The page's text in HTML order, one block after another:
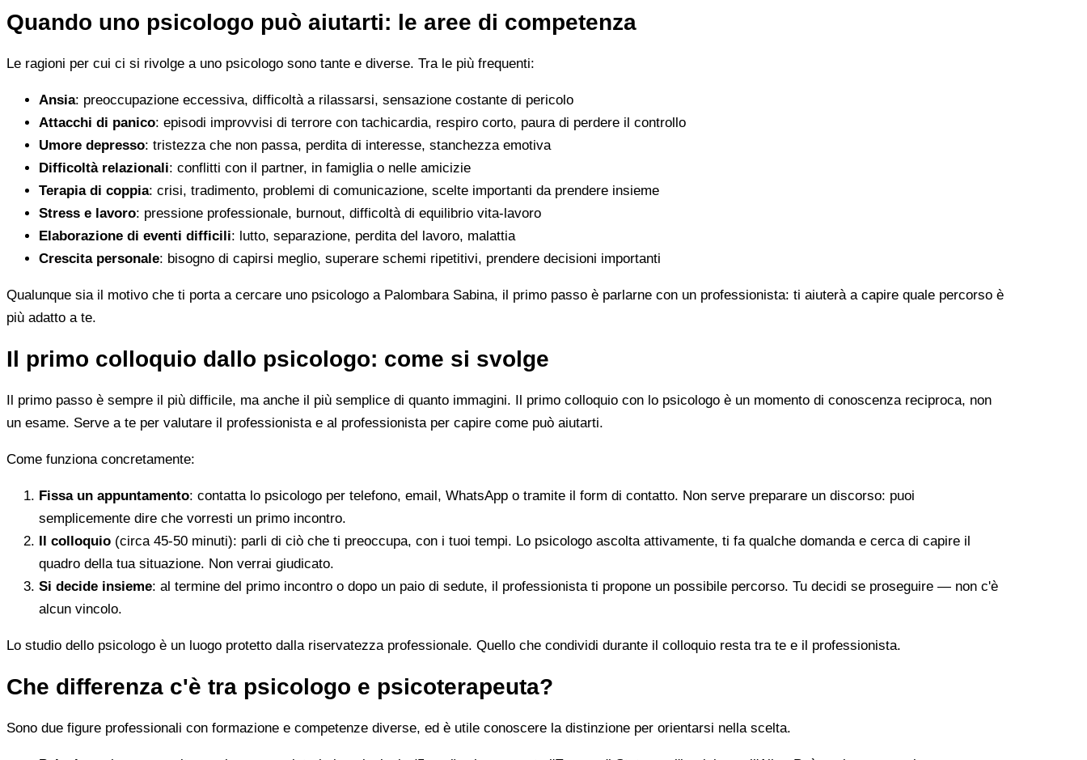
Quando uno psicologo può aiutarti: le aree di competenza
Le ragioni per cui ci si rivolge a uno psicologo sono tante e diverse. Tra le più frequenti:
Ansia: preoccupazione eccessiva, difficoltà a rilassarsi, sensazione costante di pericolo
Attacchi di panico: episodi improvvisi di terrore con tachicardia, respiro corto, paura di perdere il controllo
Umore depresso: tristezza che non passa, perdita di interesse, stanchezza emotiva
Difficoltà relazionali: conflitti con il partner, in famiglia o nelle amicizie
Terapia di coppia: crisi, tradimento, problemi di comunicazione, scelte importanti da prendere insieme
Stress e lavoro: pressione professionale, burnout, difficoltà di equilibrio vita-lavoro
Elaborazione di eventi difficili: lutto, separazione, perdita del lavoro, malattia
Crescita personale: bisogno di capirsi meglio, superare schemi ripetitivi, prendere decisioni importanti
Qualunque sia il motivo che ti porta a cercare uno psicologo a Palombara Sabina, il primo passo è parlarne con un professionista: ti aiuterà a capire quale percorso è
più adatto a te.
Il primo colloquio dallo psicologo: come si svolge
Il primo passo è sempre il più difficile, ma anche il più semplice di quanto immagini. Il primo colloquio con lo psicologo è un momento di conoscenza reciproca, non
un esame. Serve a te per valutare il professionista e al professionista per capire come può aiutarti.
Come funziona concretamente:
Fissa un appuntamento: contatta lo psicologo per telefono, email, WhatsApp o tramite il form di contatto. Non serve preparare un discorso: puoi
semplicemente dire che vorresti un primo incontro.
Il colloquio (circa 45-50 minuti): parli di ciò che ti preoccupa, con i tuoi tempi. Lo psicologo ascolta attivamente, ti fa qualche domanda e cerca di capire il
quadro della tua situazione. Non verrai giudicato.
Si decide insieme: al termine del primo incontro o dopo un paio di sedute, il professionista ti propone un possibile percorso. Tu decidi se proseguire — non c'è
alcun vincolo.
Lo studio dello psicologo è un luogo protetto dalla riservatezza professionale. Quello che condividi durante il colloquio resta tra te e il professionista.
Che differenza c'è tra psicologo e psicoterapeuta?
Sono due figure professionali con formazione e competenze diverse, ed è utile conoscere la distinzione per orientarsi nella scelta.